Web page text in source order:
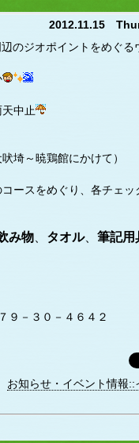
2012.11.15
のジオポイントをめぐる
中止
埼～暁鶏館にかけて）
ースをめぐり、各チェッ
み物 タオル、 筆記用
－３０－４６４２
お知らせ・イベント情報::